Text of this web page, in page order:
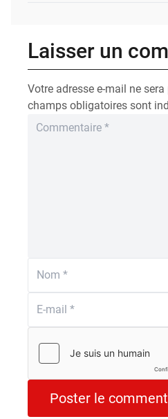
Laisser un
Votre adresse e-mail ne
champs obligatoires sont